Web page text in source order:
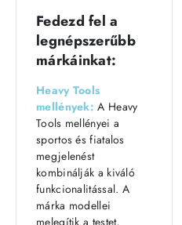
Fedezd fel a
legnépszerűbb
márkáinkat:
Heavy Tools
mellények: A Heavy
Tools mellényei a
sportos és fiatalos
megjelenést
kombinálják a kiváló
funkcionalitással. A
márka modellei
melegítik a testet,